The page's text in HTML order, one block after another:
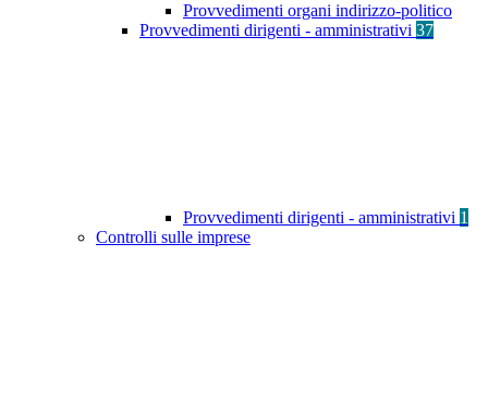
Provvedimenti organi indirizzo-politico
Provvedimenti dirigenti - amministrativi 37
Provvedimenti dirigenti - amministrativi 1
Controlli sulle imprese